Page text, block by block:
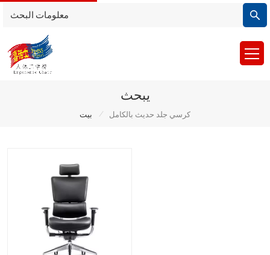
يبحث
بيت / كرسي جلد حديث بالكامل